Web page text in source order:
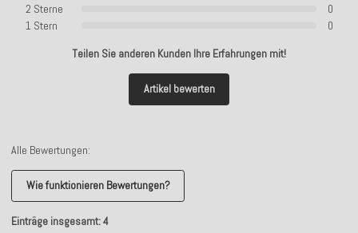
2 Sterne
0
1 Stern
0
Teilen Sie anderen Kunden Ihre Erfahrungen mit!
Artikel bewerten
Alle Bewertungen:
Wie funktionieren Bewertungen?
Einträge insgesamt: 4